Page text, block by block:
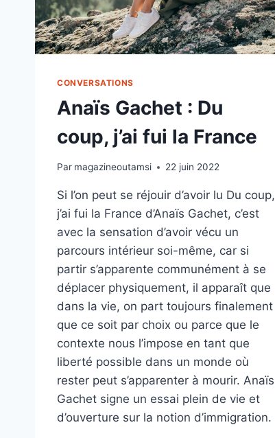
CONVERSATIONS
Anaïs Gachet : Du
coup, j’ai fui la France
Par magazineoutamsi 22 juin 2022
Si l’on peut se réjouir d’avoir lu Du coup,
j’ai fui la France d’Anaïs Gachet, c’est
avec la sensation d’avoir vécu un
parcours intérieur soi-même, car si
partir s’apparente communément à se
déplacer physiquement, il apparaît que
dans la vie, on part toujours finalement
que ce soit par choix ou parce que le
contexte nous l’impose en tant que
liberté possible dans un monde où
rester peut s’apparenter à mourir. Anaïs
Gachet signe un essai plein de vie et
d’ouverture sur la notion d’immigration.